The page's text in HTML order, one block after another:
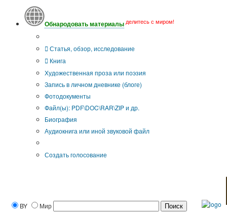
Обнародовать материалы делитесь с миром!
Статья, обзор, исследование
Книга
Художественная проза или поэзия
Запись в личном дневнике (блоге)
Фотодокументы
Файл(ы): PDF\DOC\RAR\ZIP и др.
Биография
Аудиокнига или иной звуковой файл
Создать голосование
BY Мир